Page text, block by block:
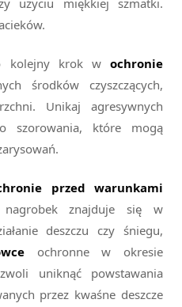
użyciu miękkiej szmatki.
kolejny krok wochronie
środków czyszczących,
Unikaj agresywnych
szorowania, które mogą
przed warunkami
znajduje się w
deszczu czy śniegu,
ochronne w okresie
uniknąć powstawania
przez kwaśne deszcze